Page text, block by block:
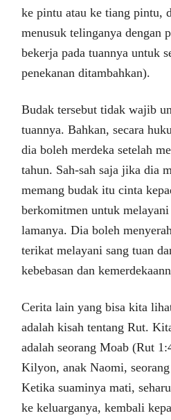
ke pintu atau ke tiang pintu,
menusuk telinganya dengan
bekerja pada tuannya untuk
penekanan ditambahkan).
Budak tersebut tidak wajib
tuannya. Bahkan, secara
dia boleh merdeka setelah
tahun. Sah-sah saja jika dia
memang budak itu cinta
berkomitmen untuk melayani
lamanya. Dia boleh
terikat melayani sang tuan
kebebasan dan
Cerita lain yang bisa kita
adalah kisah tentang Rut.
adalah seorang Moab (Rut
Kilyon, anak Naomi,
Ketika suaminya mati,
ke keluarganya, kembali